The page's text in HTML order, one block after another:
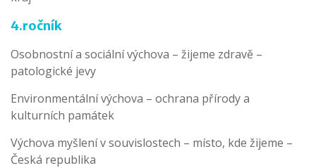
4.ročník
Osobnostní a sociální výchova – žijeme zdravě –
patologické jevy
Environmentální výchova – ochrana přírody a
kulturních památek
Výchova myšlení v souvislostech – místo, kde žijeme –
Česká republika